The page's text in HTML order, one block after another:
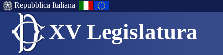
XV Legislatura
Repubblica Italiana